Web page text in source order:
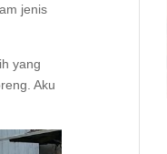
jenis
yang
Aku